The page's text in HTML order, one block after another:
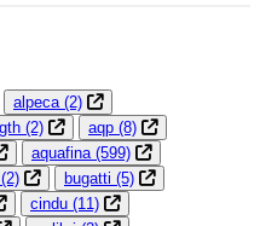
alpeca (2)
(2) aqp (8)
aquafina (599)
(2) bugatti (5)
cindu (11)